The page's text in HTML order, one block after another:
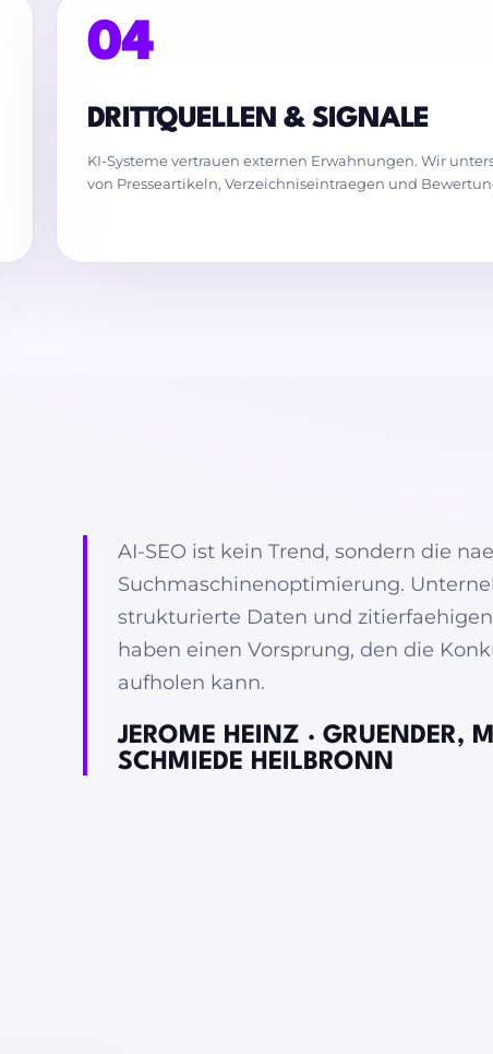
04
DRITTQUELLEN & SIGNALE
KI-Systeme vertrauen externen Erwahnungen. Wir
von Presseartikeln, Verzeichniseintraegen und
AI-SEO ist kein Trend, sondern die
Suchmaschinenoptimierung.
strukturierte Daten und
haben einen Vorsprung, den die
aufholen kann.
JEROME HEINZ · GRUENDER,
SCHMIEDE HEILBRONN